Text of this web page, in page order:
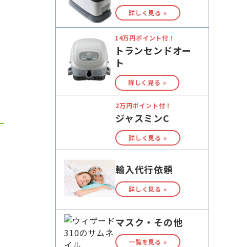
詳しく見る »
14万円ポイント付！
トランセンドオー
ト
詳しく見る »
2万円ポイント付！
ジャスミンC
詳しく見る »
輸入代行依頼
詳しく見る »
マスク・その他
一覧を見る »